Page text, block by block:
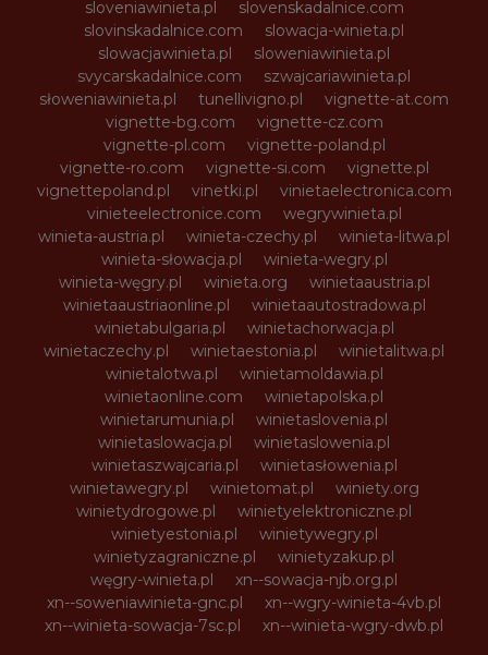
sloveniawinieta.pl
slovenskadalnice.com
slovinskadalnice.com
slowacja-winieta.pl
slowacjawinieta.pl
sloweniawinieta.pl
svycarskadalnice.com
szwajcariawinieta.pl
słoweniawinieta.pl
tunellivigno.pl
vignette-at.com
vignette-bg.com
vignette-cz.com
vignette-pl.com
vignette-poland.pl
vignette-ro.com
vignette-si.com
vignette.pl
vignettepoland.pl
vinetki.pl
vinietaelectronica.com
vinieteelectronice.com
wegrywinieta.pl
winieta-austria.pl
winieta-czechy.pl
winieta-litwa.pl
winieta-słowacja.pl
winieta-wegry.pl
winieta-węgry.pl
winieta.org
winietaaustria.pl
winietaaustriaonline.pl
winietaautostradowa.pl
winietabulgaria.pl
winietachorwacja.pl
winietaczechy.pl
winietaestonia.pl
winietalitwa.pl
winietalotwa.pl
winietamoldawia.pl
winietaonline.com
winietapolska.pl
winietarumunia.pl
winietaslovenia.pl
winietaslowacja.pl
winietaslowenia.pl
winietaszwajcaria.pl
winietasłowenia.pl
winietawegry.pl
winietomat.pl
winiety.org
winietydrogowe.pl
winietyelektroniczne.pl
winietyestonia.pl
winietywegry.pl
winietyzagraniczne.pl
winietyzakup.pl
węgry-winieta.pl
xn--sowacja-njb.org.pl
xn--soweniawinieta-gnc.pl
xn--wgry-winieta-4vb.pl
xn--winieta-sowacja-7sc.pl
xn--winieta-wgry-dwb.pl